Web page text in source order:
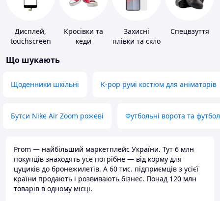
Дисплей,
touchscreen
Кросівки та
кеди
Захисні
плівки та скло
Спецвзуття
Що шукають
Щоденники шкільні K-pop румі костюм для аніматорів
Бутси Nike Air Zoom рожеві Футбольні ворота та
Prom — найбільший маркетплейс України. Тут 6 млн
покупців знаходять усе потрібне — від корму для
цуциків до бронежилетів. А 60 тис. підприємців з усієї
країни продають і розвивають бізнес. Понад 120 млн
товарів в одному місці.